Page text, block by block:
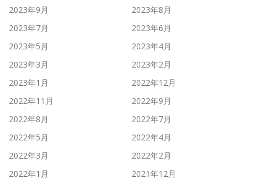
2023年9月
2023年8月
2023年7月
2023年6月
2023年5月
2023年4月
2023年3月
2023年2月
2023年1月
2022年12月
2022年11月
2022年9月
2022年8月
2022年7月
2022年5月
2022年4月
2022年3月
2022年2月
2022年1月
2021年12月